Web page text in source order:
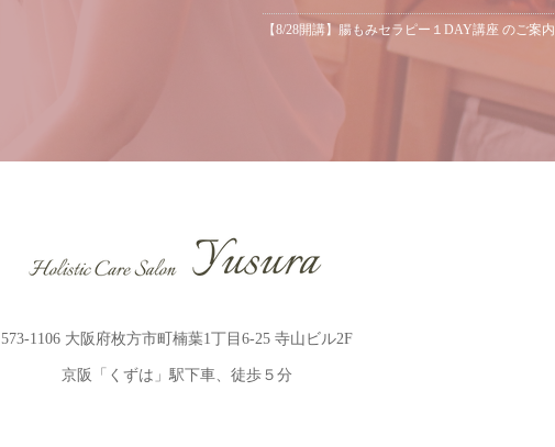
【8/28開講】腸もみセラピー１DAY講座 のご案内
573-1106 大阪府枚方市町楠葉1丁目6-25 寺山ビル2F
京阪「くずは」駅下車、徒歩５分